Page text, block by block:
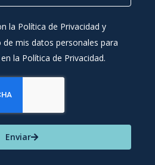
la Política de Privacidad y
mis datos personales para
la Política de Privacidad.
Enviar